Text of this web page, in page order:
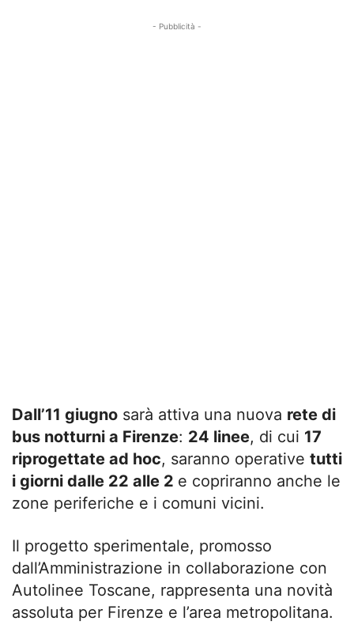
- Pubblicità -
Dall’11 giugno sarà attiva una nuova rete di
bus notturni a Firenze: 24 linee, di cui 17
riprogettate ad hoc, saranno operative tutti
i giorni dalle 22 alle 2 e copriranno anche le
zone periferiche e i comuni vicini.
Il progetto sperimentale, promosso
dall’Amministrazione in collaborazione con
Autolinee Toscane, rappresenta una novità
assoluta per Firenze e l’area metropolitana.